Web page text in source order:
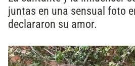
juntas en una sensual foto
declararon su amor.